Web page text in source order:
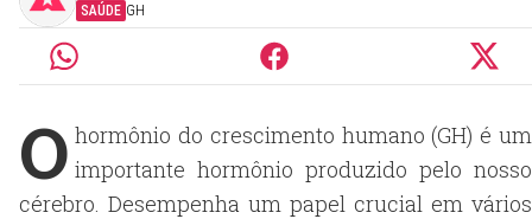
SAÚDE GH
O hormônio do crescimento humano (GH) é um
importante hormônio produzido pelo nosso
cérebro. Desempenha um papel crucial em vários